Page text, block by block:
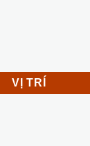
VỊ TRÍ